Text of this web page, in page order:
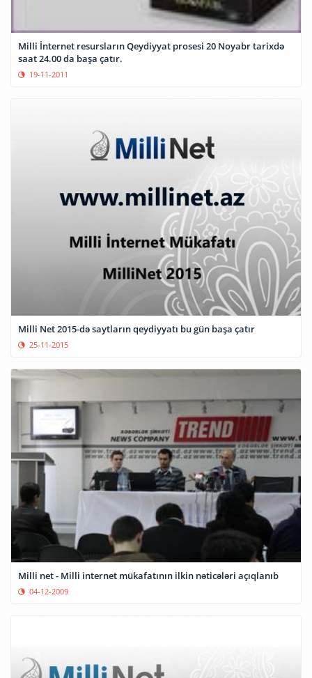
Milli İnternet resursların Qeydiyyat prosesi 20 Noyabr tarixdə
saat 24.00 da başa çatır.
19-11-2011
Milli Net 2015-də saytların qeydiyyatı bu gün başa çatır
25-11-2015
Milli net - Milli internet mükafatının ilkin nəticələri açıqlanıb
04-12-2009